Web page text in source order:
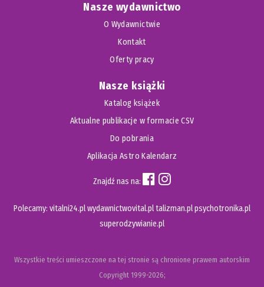
Nasze wydawnictwo
O Wydawnictwie
Kontakt
Oferty pracy
Nasze książki
Katalog książek
Aktualne publikacje w formacie CSV
Do pobrania
Aplikacja Astro Kalendarz
Znajdź nas na:
Polecamy: vitalni24.plwydawnictwovital.pltalizman.plpsychotronika.pl
superodzywianie.pl
Wszystkie treści umieszczone na tej stronie są chronione prawem autorskim
Copyright1999-2026;